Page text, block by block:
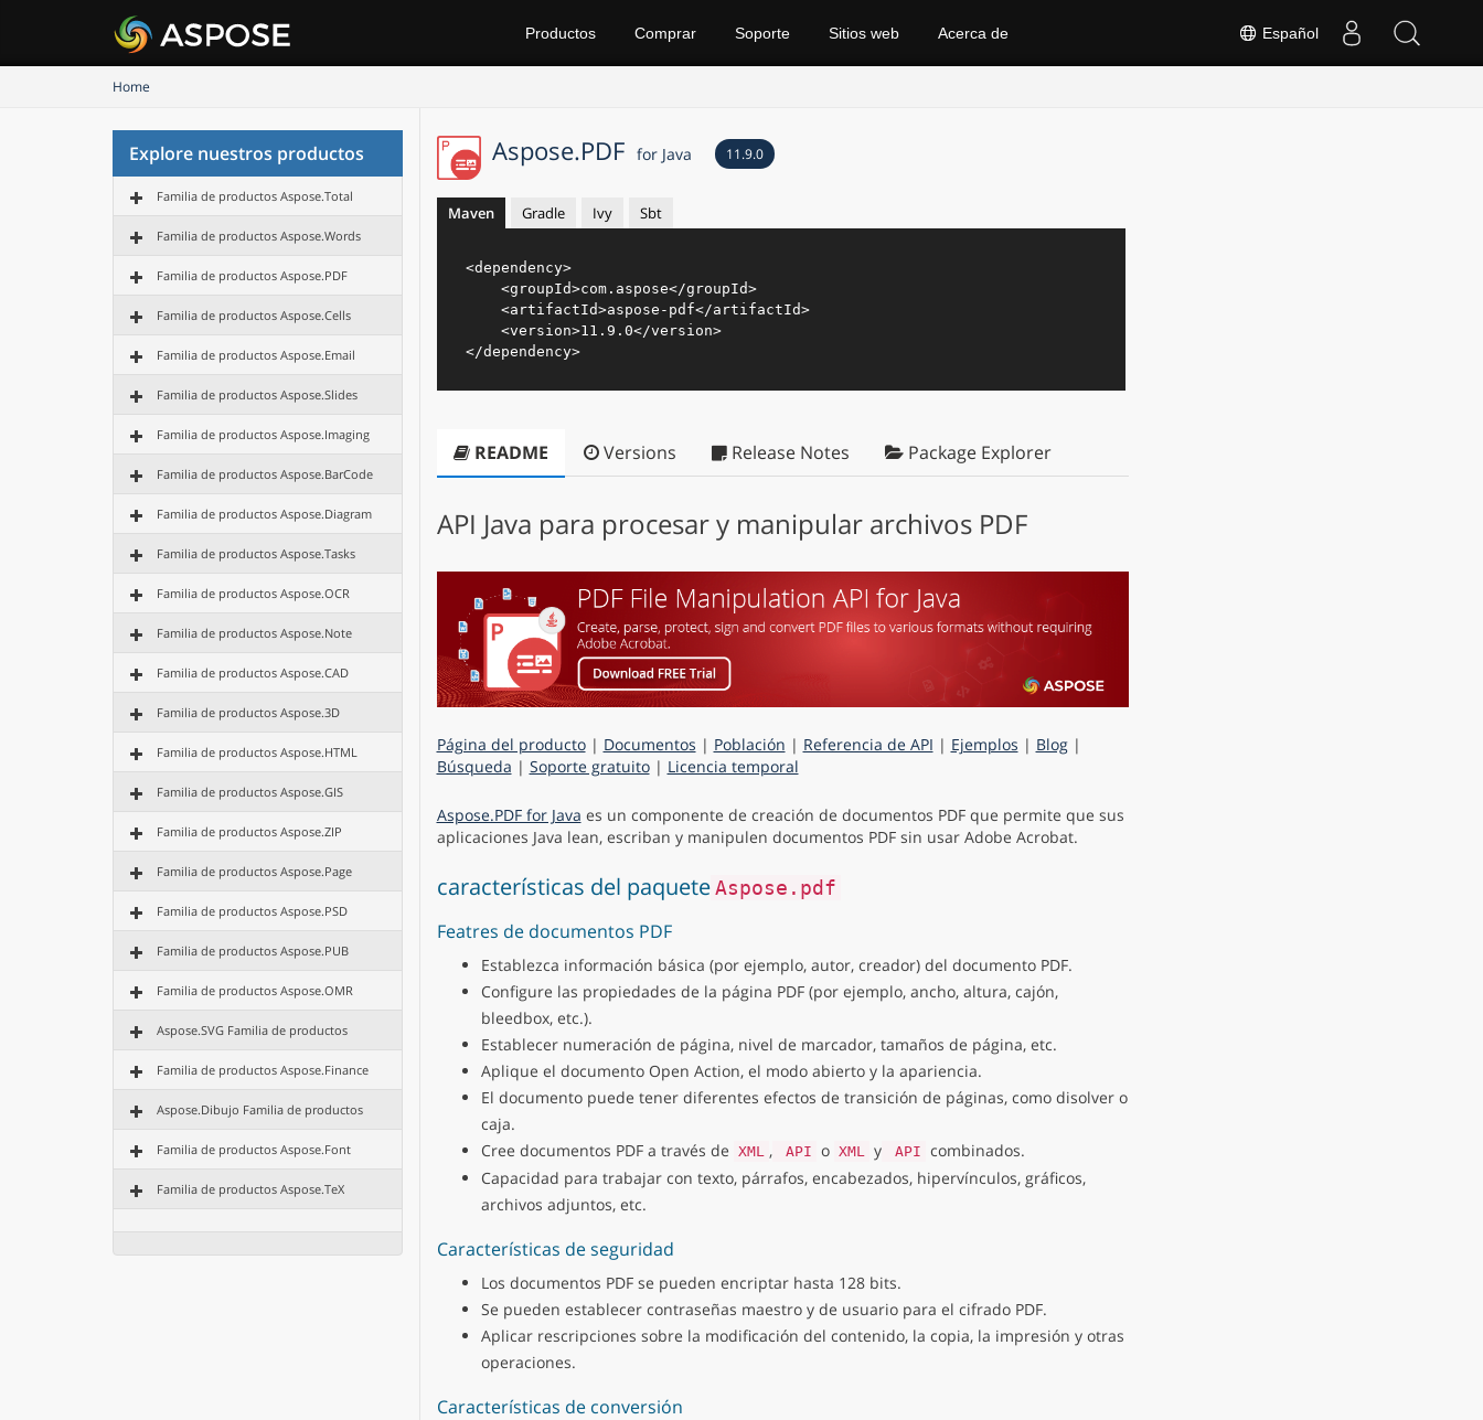
Español
Productos Comprar Soporte Sitios web Acerca de
Home
Explore nuestros productos
Familia de productos Aspose.Total
Familia de productos Aspose.Words
Familia de productos Aspose.PDF
Familia de productos Aspose.Cells
Familia de productos Aspose.Email
Familia de productos Aspose.Slides
Familia de productos Aspose.Imaging
Familia de productos Aspose.BarCode
Familia de productos Aspose.Diagram
Familia de productos Aspose.Tasks
Familia de productos Aspose.OCR
Familia de productos Aspose.Note
Familia de productos Aspose.CAD
Familia de productos Aspose.3D
Familia de productos Aspose.HTML
Familia de productos Aspose.GIS
Familia de productos Aspose.ZIP
Familia de productos Aspose.Page
Familia de productos Aspose.PSD
Familia de productos Aspose.PUB
Familia de productos Aspose.OMR
Aspose.SVG Familia de productos
Familia de productos Aspose.Finance
Aspose.Dibujo Familia de productos
Familia de productos Aspose.Font
Familia de productos Aspose.TeX
Aspose.PDF for Java 11.9.0
Maven Gradle Ivy Sbt
<dependency>
<groupId>com.aspose</groupId>
<artifactId>aspose-pdf</artifactId>
<version>11.9.0</version>
</dependency>
README Versions Release Notes Package Explorer
API Java para procesar y manipular archivos PDF
Página del producto| Documentos | Población | Referencia de API | Ejemplos | Blog|
Búsqueda | Soporte gratuito| Licencia temporal
Aspose.PDF for Java es un componente de creación de documentos PDF que permite que sus
aplicaciones Java lean, escriban y manipulen documentos PDF sin usar Adobe Acrobat.
características del paquete Aspose.pdf
Featres de documentos PDF
Establezca información básica (por ejemplo, autor, creador) del documento PDF.
Configure las propiedades de la página PDF (por ejemplo, ancho, altura, cajón,
bleedbox, etc.).
Establecer numeración de página, nivel de marcador, tamaños de página, etc.
Aplique el documento Open Action, el modo abierto y la apariencia.
El documento puede tener diferentes efectos de transición de páginas, como disolver o
caja.
Cree documentos PDF a través de XML , API o XML y API combinados.
Capacidad para trabajar con texto, párrafos, encabezados, hipervínculos, gráficos,
archivos adjuntos, etc.
Características de seguridad
Los documentos PDF se pueden encriptar hasta 128 bits.
Se pueden establecer contraseñas maestro y de usuario para el cifrado PDF.
Aplicar rescripciones sobre la modificación del contenido, la copia, la impresión y otras
operaciones.
Características de conversión